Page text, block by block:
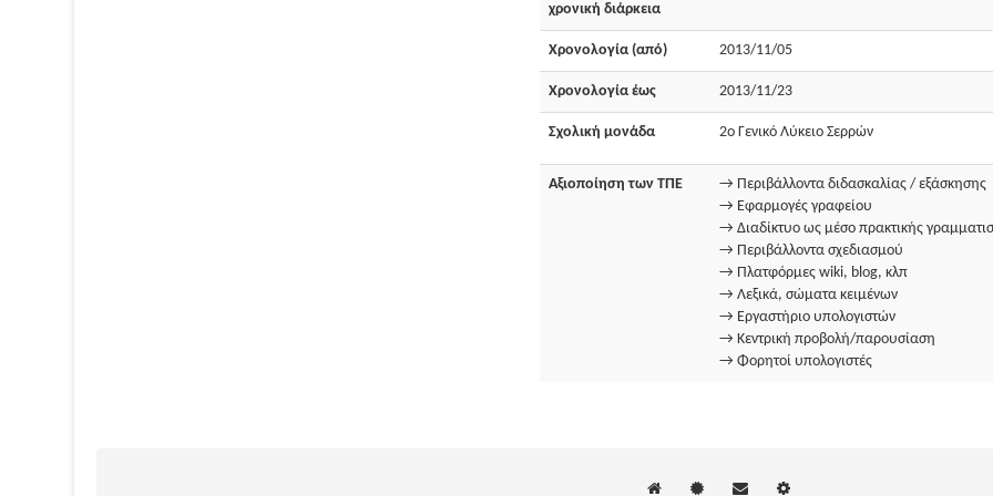
χρονική διάρκεια
Χρονολογία (από) 2013/11/05
Χρονολογία έως 2013/11/23
Σχολική μονάδα 2ο Γενικό Λύκειο Σερρών
Αξιοποίηση των ΤΠΕ
→ Περιβάλλοντα διδασκαλίας / εξάσκησης
→ Εφαρμογές γραφείου
→ Διαδίκτυο ως μέσο πρακτικής
→ Περιβάλλοντα σχεδιασμού
→ Πλατφόρμες wiki, blog, κλπ
→ Λεξικά, σώματα κειμένων
→ Εργαστήριο υπολογιστών
→ Κεντρική προβολή/παρουσίαση
→ Φορητοί υπολογιστές